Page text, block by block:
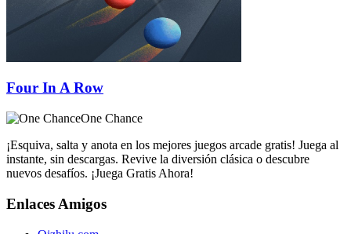
Four In A Row
One Chance
¡Esquiva, salta y anota en los mejores juegos arcade gratis! Juega al
instante, sin descargas. Revive la diversión clásica o descubre
nuevos desafíos. ¡Juega Gratis Ahora!
Enlaces Amigos